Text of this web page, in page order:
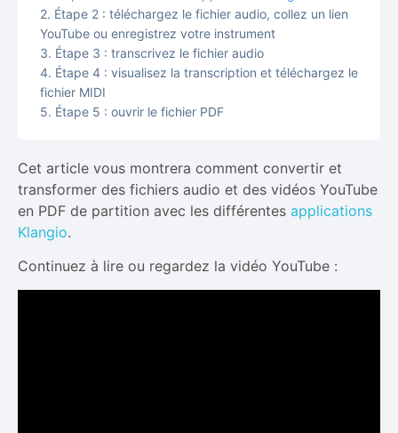
Étape 2 : téléchargez le fichier audio, collez un lien
YouTube ou enregistrez votre instrument
Étape 3 : transcrivez le fichier audio
Étape 4 : visualisez la transcription et téléchargez le
fichier MIDI
Étape 5 : ouvrir le fichier PDF
Cet article vous montrera comment convertir et
transformer des fichiers audio et des vidéos YouTube
en PDF de partition avec les différentes applications
Klangio.
Continuez à lire ou regardez la vidéo YouTube :